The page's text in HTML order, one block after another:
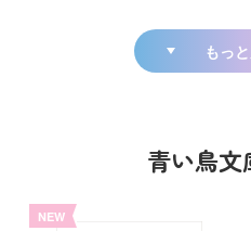
もっ
青い鳥文
NEW